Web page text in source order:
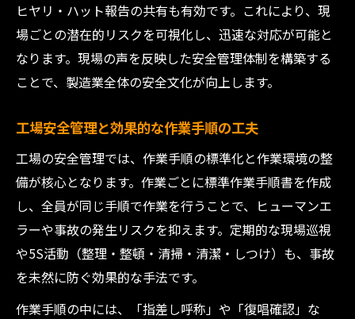
ヒヤリ・ハット報告の共有も有効です。これにより、現
場ごとの潜在的リスクを可視化し、迅速な対応が可能と
なります。現場の声を反映した安全管理体制を構築する
ことで、製造業全体の安全文化が向上します。
工場安全管理と効果的な作業手順の工夫
工場の安全管理では、作業手順の標準化と作業環境の整
備が核心となります。作業ごとに標準作業手順書を作成
し、全員が同じ手順で作業を行うことで、ヒューマンエ
ラーや事故の発生リスクを抑えます。定期的な現場巡視
や5S活動（整理・整頓・清掃・清潔・しつけ）も、事故
を未然に防ぐ効果的な手法です。
作業手順の中には、「指差し呼称」や「復唱確認」な